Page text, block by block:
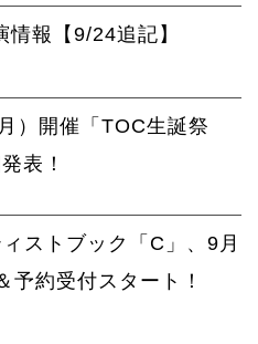
情報【9/24追記】
）開催「TOC生誕祭
表！
ストブック「C」、9月
予約受付スタート！